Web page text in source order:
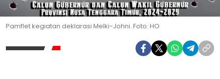
Pamflet kegiatan deklarasi Melki-Johni. Foto: HO